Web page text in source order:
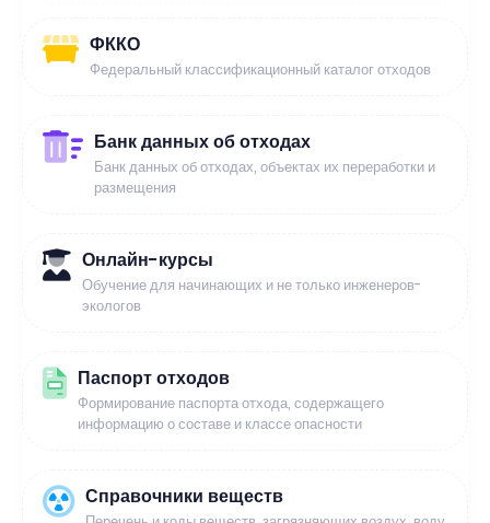
ФККО
Федеральный классификационный каталог отходов
Банк данных об отходах
Банк данных об отходах, объектах их переработки и
размещения
Онлайн-курсы
Обучение для начинающих и не только инженеров-
экологов
Паспорт отходов
Формирование паспорта отхода, содержащего
информацию о составе и классе опасности
Справочники веществ